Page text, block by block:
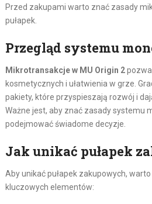
Przed zakupami warto znać zasady
pułapek.
Przegląd systemu
Mikrotransakcje w MU Origin 2
kosmetycznych i ułatwienia w grze.
pakiety, które przyspieszają rozwój i
Ważne jest, aby znać zasady systemu
podejmować świadome decyzje.
Jak unikać pułapek
Aby unikać pułapek zakupowych,
kluczowych elementów: